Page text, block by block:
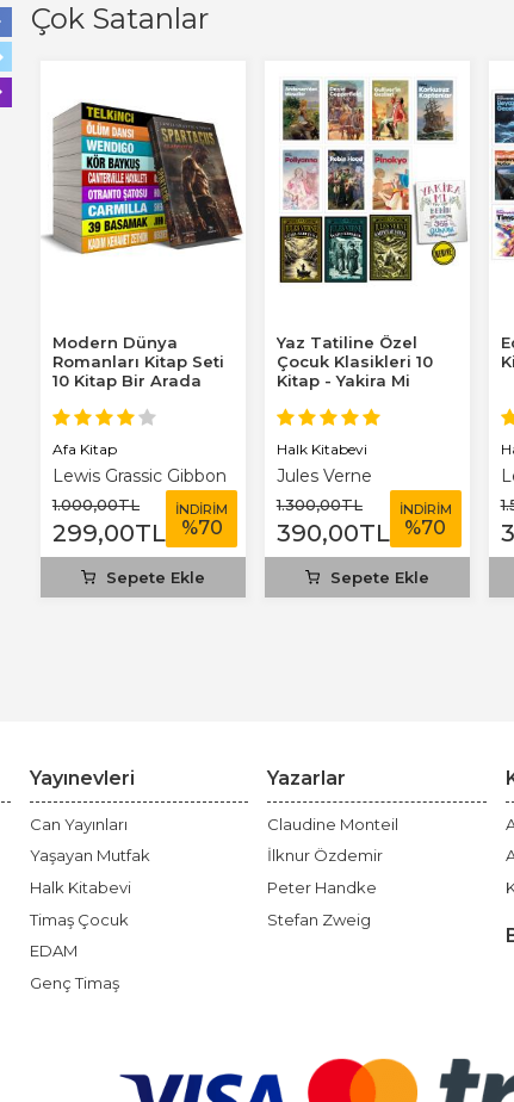
Çok Satanlar
Modern Dünya
Romanları Kitap Seti
10 Kitap Bir Arada
Afa Kitap
Lewis Grassic Gibbon
1.000,00TL
299,00TL
İNDİRİM
%70
Sepete Ekle
Yaz Tatiline Özel
Çocuk Klasikleri 10
Kitap - Yakira Mi
Halk Kitabevi
Jules Verne
1.300,00TL
390,00TL
İNDİRİM
%70
Sepete Ekle
Yayınevleri
Can Yayınları
Yaşayan Mutfak
Halk Kitabevi
Timaş Çocuk
EDAM
Genç Timaş
Yazarlar
Claudine Monteil
İlknur Özdemir
Peter Handke
Stefan Zweig